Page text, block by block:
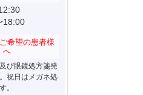
18:00
希望の患者様
へ
び眼鏡処方箋発
祝日はメガネ処
。